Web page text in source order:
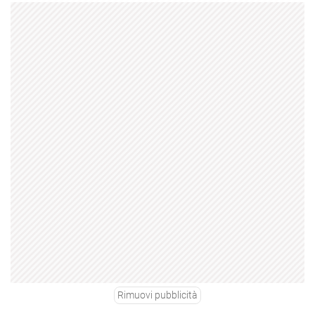
Rimuovi pubblicità